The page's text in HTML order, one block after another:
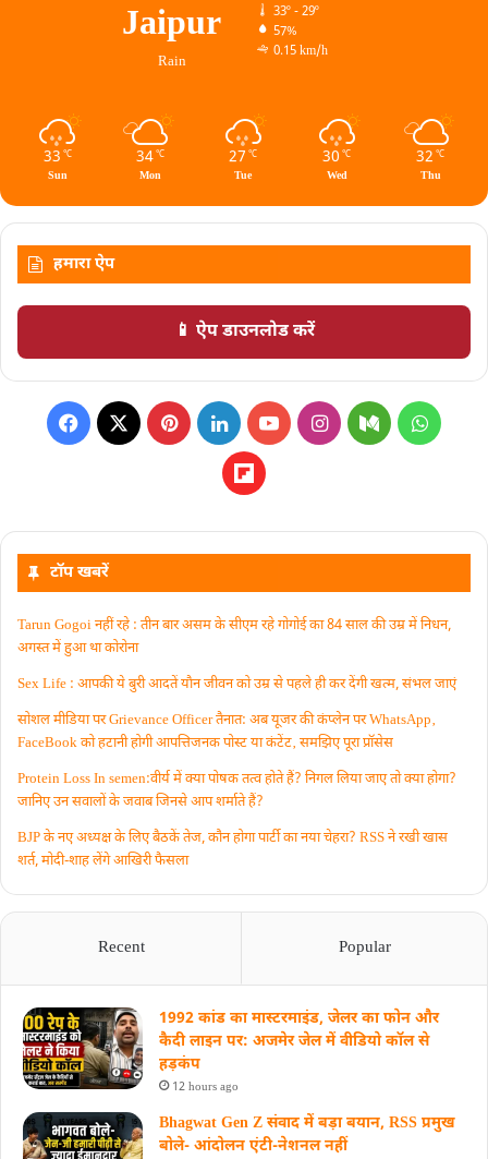
Jaipur
Rain
33º - 29º
57%
0.15 km/h
33 ℃
Sun
34 ℃
Mon
27 ℃
Tue
30 ℃
Wed
32 ℃
Thu
हमारा ऐप
📱 ऐप डाउनलोड करें
टॉप खबरें
Tarun Gogoi नहीं रहे : तीन बार असम के सीएम रहे गोगोई का 84 साल की उम्र में निधन,
अगस्त में हुआ था कोरोना
Sex Life : आपकी ये बुरी आदतें याैन जीवन को उम्र से पहले ही कर देंगी खत्म, संभल जाएं
सोशल मीडिया पर Grievance Officer तैनात: अब यूजर की कंप्लेन पर WhatsApp‚
FaceBook को हटानी होगी आपत्तिजनक पोस्ट या कंटेंट‚ समझिए पूरा प्रॉसेस
Protein Loss In semen:वीर्य में क्या पोषक तत्व होते हैं? निगल लिया जाए तो क्या होगा?
जानिए उन सवालों के जवाब जिनसे आप शर्माते हैं?
BJP के नए अध्यक्ष के लिए बैठकें तेज, कौन होगा पार्टी का नया चेहरा? RSS ने रखी खास
शर्त, मोदी-शाह लेंगे आखिरी फैसला
Recent Popular
1992 कांड का मास्टरमाइंड, जेलर का फोन और
कैदी लाइन पर: अजमेर जेल में वीडियो कॉल से
हड़कंप
12 hours ago
Bhagwat Gen Z संवाद में बड़ा बयान, RSS प्रमुख
बोले- आंदोलन एंटी-नेशनल नहीं